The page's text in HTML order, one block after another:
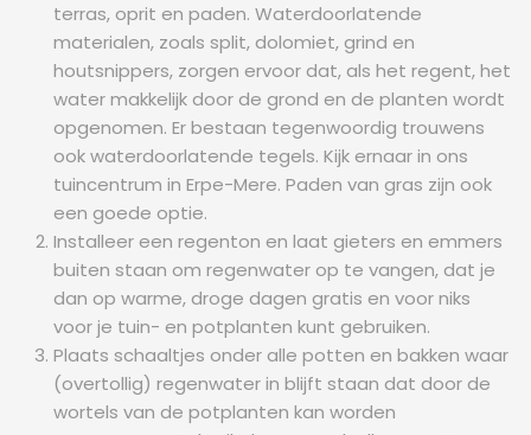
terras, oprit en paden. Waterdoorlatende
materialen, zoals split, dolomiet, grind en
houtsnippers, zorgen ervoor dat, als het regent, het
water makkelijk door de grond en de planten wordt
opgenomen. Er bestaan tegenwoordig trouwens
ook waterdoorlatende tegels. Kijk ernaar in ons
tuincentrum in Erpe-Mere. Paden van gras zijn ook
een goede optie.
Installeer een regenton en laat gieters en emmers
buiten staan om regenwater op te vangen, dat je
dan op warme, droge dagen gratis en voor niks
voor je tuin- en potplanten kunt gebruiken.
Plaats schaaltjes onder alle potten en bakken waar
(overtollig) regenwater in blijft staan dat door de
wortels van de potplanten kan worden